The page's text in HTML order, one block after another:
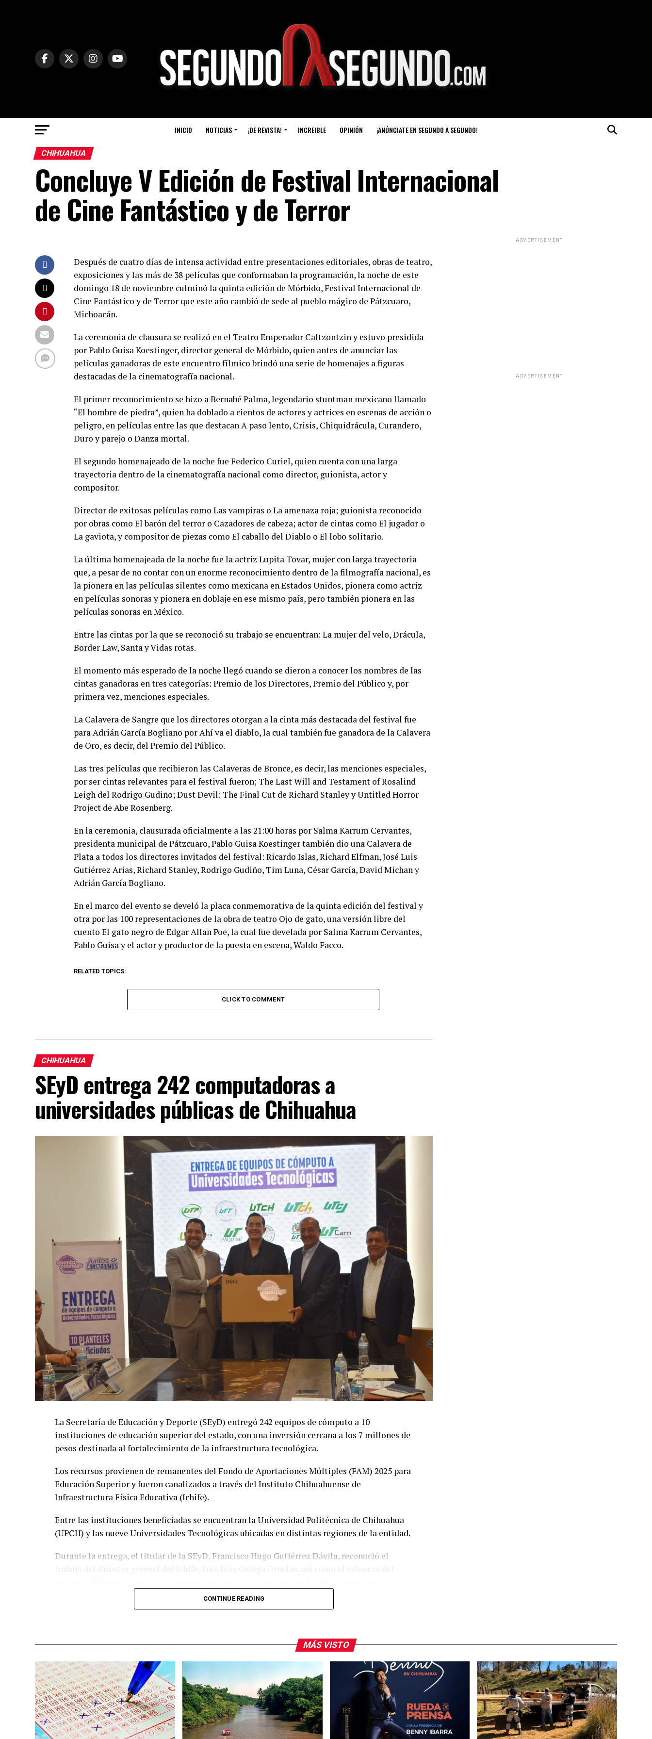
INICIO NOTICIAS ¡DE REVISTA! INCREIBLE OPINIÓN ¡ANÚNCIATE EN SEGUNDO A SEGUNDO!
CHIHUAHUA
Concluye V Edición de Festival Internacional
de Cine Fantástico y de Terror
Después de cuatro días de intensa actividad entre presentaciones editoriales, obras de teatro,
exposiciones y las más de 38 películas que conformaban la programación, la noche de este
domingo 18 de noviembre culminó la quinta edición de Mórbido, Festival Internacional de
Cine Fantástico y de Terror que este año cambió de sede al pueblo mágico de Pátzcuaro,
Michoacán.
La ceremonia de clausura se realizó en el Teatro Emperador Caltzontzin y estuvo presidida
por Pablo Guisa Koestinger, director general de Mórbido, quien antes de anunciar las
películas ganadoras de este encuentro fílmico brindó una serie de homenajes a figuras
destacadas de la cinematografía nacional.
El primer reconocimiento se hizo a Bernabé Palma, legendario stuntman mexicano llamado
“El hombre de piedra”, quien ha doblado a cientos de actores y actrices en escenas de acción o
peligro, en películas entre las que destacan A paso lento, Crisis, Chiquidrácula, Curandero,
Duro y parejo o Danza mortal.
El segundo homenajeado de la noche fue Federico Curiel, quien cuenta con una larga
trayectoria dentro de la cinematografía nacional como director, guionista, actor y
compositor.
Director de exitosas películas como Las vampiras o La amenaza roja; guionista reconocido
por obras como El barón del terror o Cazadores de cabeza; actor de cintas como El jugador o
La gaviota, y compositor de piezas como El caballo del Diablo o El lobo solitario.
La última homenajeada de la noche fue la actriz Lupita Tovar, mujer con larga trayectoria
que, a pesar de no contar con un enorme reconocimiento dentro de la filmografía nacional, es
la pionera en las películas silentes como mexicana en Estados Unidos, pionera como actriz
en películas sonoras y pionera en doblaje en ese mismo país, pero también pionera en las
películas sonoras en México.
Entre las cintas por la que se reconoció su trabajo se encuentran: La mujer del velo, Drácula,
Border Law, Santa y Vidas rotas.
El momento más esperado de la noche llegó cuando se dieron a conocer los nombres de las
cintas ganadoras en tres categorías: Premio de los Directores, Premio del Público y, por
primera vez, menciones especiales.
La Calavera de Sangre que los directores otorgan a la cinta más destacada del festival fue
para Adrián García Bogliano por Ahí va el diablo, la cual también fue ganadora de la Calavera
de Oro, es decir, del Premio del Público.
Las tres películas que recibieron las Calaveras de Bronce, es decir, las menciones especiales,
por ser cintas relevantes para el festival fueron; The Last Will and Testament of Rosalind
Leigh del Rodrigo Gudiño; Dust Devil: The Final Cut de Richard Stanley y Untitled Horror
Project de Abe Rosenberg.
En la ceremonia, clausurada oficialmente a las 21:00 horas por Salma Karrum Cervantes,
presidenta municipal de Pátzcuaro, Pablo Guisa Koestinger también dio una Calavera de
Plata a todos los directores invitados del festival: Ricardo Islas, Richard Elfman, José Luis
Gutiérrez Arias, Richard Stanley, Rodrigo Gudiño, Tim Luna, César García, David Michan y
Adrián García Bogliano.
En el marco del evento se develó la placa conmemorativa de la quinta edición del festival y
otra por las 100 representaciones de la obra de teatro Ojo de gato, una versión libre del
cuento El gato negro de Edgar Allan Poe, la cual fue develada por Salma Karrum Cervantes,
Pablo Guisa y el actor y productor de la puesta en escena, Waldo Facco.
RELATED TOPICS:
CLICK TO COMMENT
CHIHUAHUA
SEyD entrega 242 computadoras a
universidades públicas de Chihuahua
La Secretaría de Educación y Deporte (SEyD) entregó 242 equipos de cómputo a 10
instituciones de educación superior del estado, con una inversión cercana a los 7 millones de
pesos destinada al fortalecimiento de la infraestructura tecnológica.
Los recursos provienen de remanentes del Fondo de Aportaciones Múltiples (FAM) 2025 para
Educación Superior y fueron canalizados a través del Instituto Chihuahuense de
Infraestructura Física Educativa (Ichife).
Entre las instituciones beneficiadas se encuentran la Universidad Politécnica de Chihuahua
(UPCH) y las nueve Universidades Tecnológicas ubicadas en distintas regiones de la entidad.
Durante la entrega, el titular de la SEyD, Francisco Hugo Gutiérrez Dávila, reconoció el
del mercado laboral.
«Fortalecer la infraestructura nos permite ofrecer herramientas tecnológicas de vanguardia,
mejorar los perfiles de egreso y responder con mayor oportunidad a las demandas del sector
productivo», expresó.
Gutiérrez Dávila agregó que, bajo la visión de la gobernadora Maru Campos, la
administración estatal trabaja de manera coordinada con rectores, directores, docentes, el
CONTINUE READING
ADVERTISEMENT
ADVERTISEMENT
MÁS VISTO